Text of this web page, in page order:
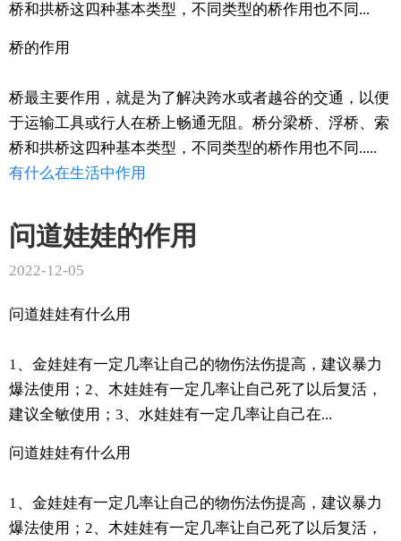
桥和拱桥这四种基本类型，不同类型的桥作用也不同...
桥的作用
桥最主要作用，就是为了解决跨水或者越谷的交通，以便
于运输工具或行人在桥上畅通无阻。桥分梁桥、浮桥、索
桥和拱桥这四种基本类型，不同类型的桥作用也不同.....
有什么在生活中作用
问道娃娃的作用
2022-12-05
问道娃娃有什么用
1、金娃娃有一定几率让自己的物伤法伤提高，建议暴力
爆法使用；2、木娃娃有一定几率让自己死了以后复活，
建议全敏使用；3、水娃娃有一定几率让自己在...
问道娃娃有什么用
1、金娃娃有一定几率让自己的物伤法伤提高，建议暴力
爆法使用；2、木娃娃有一定几率让自己死了以后复活，